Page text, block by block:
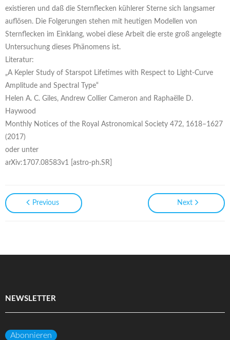
existieren und daß die Sternflecken kühlerer Sterne sich langsamer
auflösen. Die Folgerungen stehen mit heutigen Modellen von
Sternflecken im Einklang, wobei diese Arbeit die erste groß angelegte
Untersuchung dieses Phänomens ist.
Literatur:
„A Kepler Study of Starspot Lifetimes with Respect to Light-Curve
Amplitude and Spectral Type“
Helen A. C. Giles, Andrew Collier Cameron and Raphaëlle D.
Haywood
Monthly Notices of the Royal Astronomical Society 472, 1618–1627
(2017)
oder unter
arXiv:1707.08583v1 [astro-ph.SR]
Previous Next
NEWSLETTER
Abonnieren